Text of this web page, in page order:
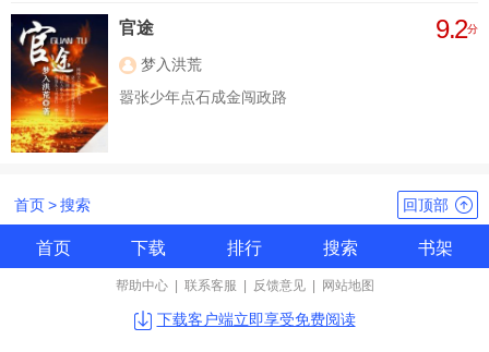
然，她一定有有仇报仇，有怨报怨。
官途 9.2分
梦入洪荒
嚣张少年点石成金闯政路
首页>搜索 回顶部
首页 下载 排行 搜索 书架
帮助中心 联系客服 反馈意见 网站地图
下载客户端立即享受免费阅读